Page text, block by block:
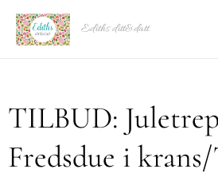
Ediths ditt&datt
TILBUD:
Fredsdue i